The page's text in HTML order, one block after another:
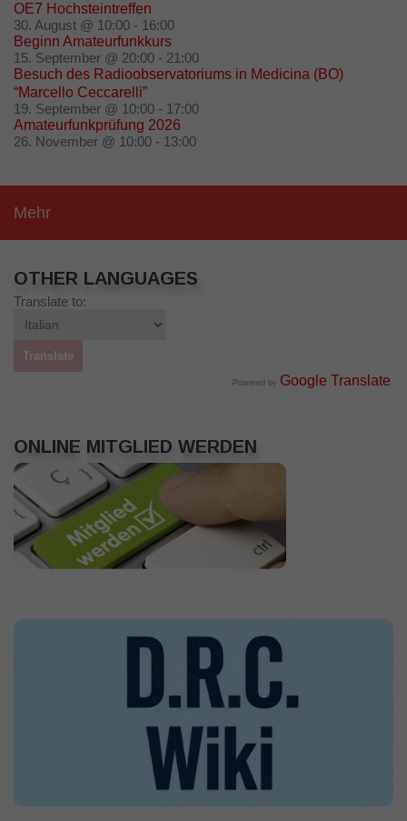
OE7 Hochsteintreffen
30. August @ 10:00 - 16:00
Beginn Amateurfunkkurs
15. September @ 20:00 - 21:00
Besuch des Radioobservatoriums in Medicina (BO)
“Marcello Ceccarelli”
19. September @ 10:00 - 17:00
Amateurfunkprüfung 2026
26. November @ 10:00 - 13:00
Mehr
OTHER LANGUAGES
Translate to:
Powered by Google Translate
ONLINE MITGLIED WERDEN